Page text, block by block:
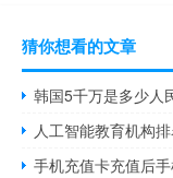
猜你想看的文章
韩国5千万是多少人
人工智能教育机构排
手机充值卡充值后